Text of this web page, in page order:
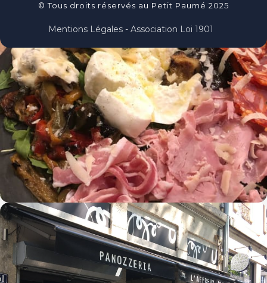
© Tous droits réservés au Petit Paumé 2025
Mentions Légales - Association Loi 1901